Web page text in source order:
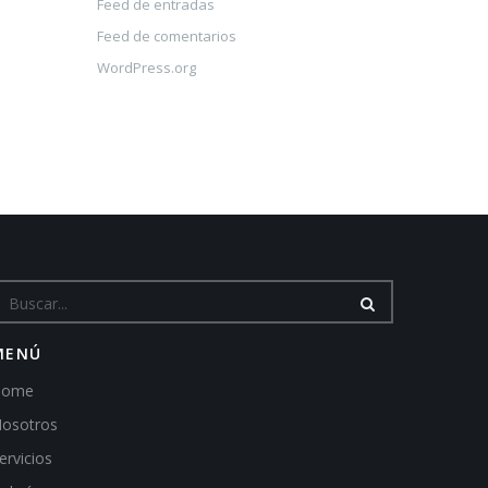
Feed de entradas
Feed de comentarios
WordPress.org